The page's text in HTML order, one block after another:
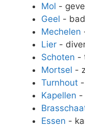
Mol -
Geel -
Mechelen
Lier -
Schoten -
Mortsel -
Turnhout
Kapellen -
Essen -